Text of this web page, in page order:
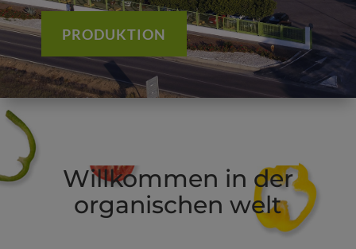
PRODUKTION
Willkommen in der
organischen welt